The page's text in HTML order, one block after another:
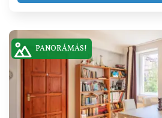
PANORÁMÁS!